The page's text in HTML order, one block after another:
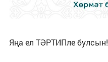
Яңа ел ТӘРТИПле булсын!